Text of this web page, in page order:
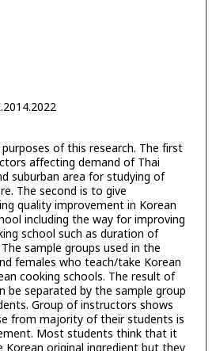
of this research. The first
affecting demand of Thai
suburban area for studying of
The second is to give
quality improvement in Korean
including the way for improving
school such as duration of
sample groups used in the
females who teach/take Korean
cooking schools. The result of
be separated by the sample group
Group of instructors shows
from majority of their students is
Most students think that it